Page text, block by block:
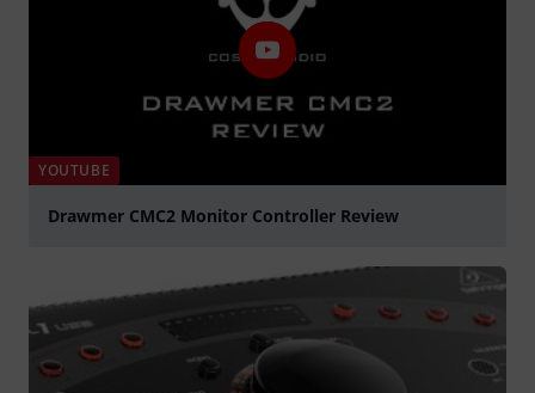
YOUTUBE
Drawmer CMC2 Monitor Controller Review